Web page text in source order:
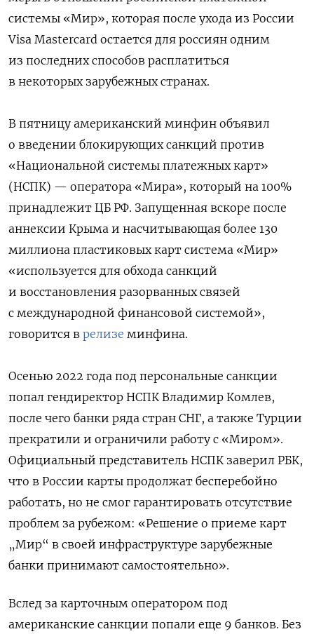
системы «Мир», которая после ухода из России
Visa Mastercard остается для россиян одним
из последних способов расплатиться
в некоторых зарубежных странах.
В пятницу американский минфин объявил
о введении блокирующих санкций против
«Национальной системы платежных карт»
(НСПК) — оператора «Мира», который на 100%
принадлежит ЦБ РФ. Запущенная вскоре после
аннексии Крыма и насчитывающая более 130
миллиона пластиковых карт система «Мир»
«используется для обхода санкций
и восстановления разорванных связей
с международной финансовой системой»,
говорится в релизе минфина.
Осенью 2022 года под персональные санкции
попал гендиректор НСПК Владимир Комлев,
после чего банки ряда стран СНГ, а также Турции
прекратили и ограничили работу с «Миром».
Официальный представитель НСПК заверил РБК,
что в России карты продолжат бесперебойно
работать, но не смог гарантировать отсутствие
проблем за рубежом: «Решение о приеме карт
„Мир“ в своей инфраструктуре зарубежные
банки принимают самостоятельно».
Вслед за карточным оператором под
американские санкции попали еще 9 банков. Без